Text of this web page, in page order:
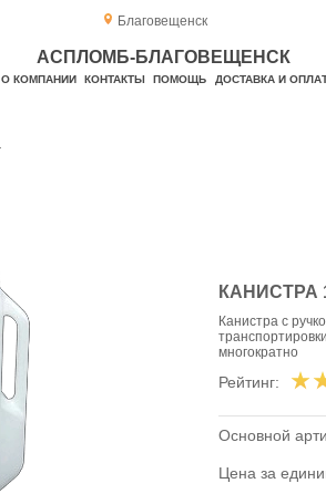
Благовещенск
АСПЛОМБ-БЛАГОВЕЩЕНСК
О КОМПАНИИ КОНТАКТЫ ПОМОЩЬ ДОСТАВКА И
КАНИСТРА
Канистра с
многократно
Рейтинг:
Основной
Цена за